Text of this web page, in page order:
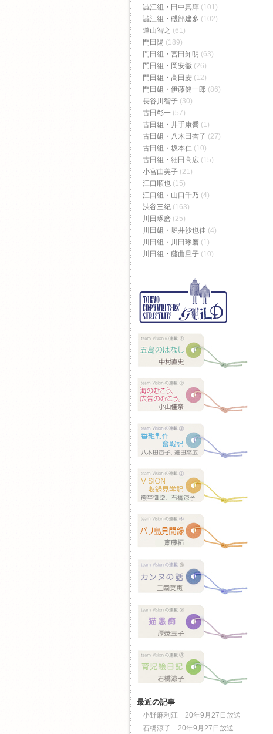
澁江組・田中真輝 (101)
澁江組・磯部建多 (102)
道山智之 (61)
門田陽 (189)
門田組・宮田知明 (63)
門田組・岡安徹 (26)
門田組・高田麦 (12)
門田組・伊藤健一郎 (86)
長谷川智子 (30)
古田彰一 (57)
古田組・井手康喬 (1)
古田組・八木田杏子 (27)
古田組・坂本仁 (10)
古田組・細田高広 (15)
小宮由美子 (21)
江口順也 (15)
江口組・山口千乃 (4)
渋谷三紀 (163)
川田琢磨 (25)
川田組・堀井沙也佳 (4)
川田組・川田琢磨 (1)
川田組・藤曲旦子 (10)
最近の記事
小野麻利江 20年9月27日放送
石橋涼子 20年9月27日放送